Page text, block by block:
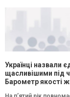
Українці назвали
щасливішими під
Барометр якості